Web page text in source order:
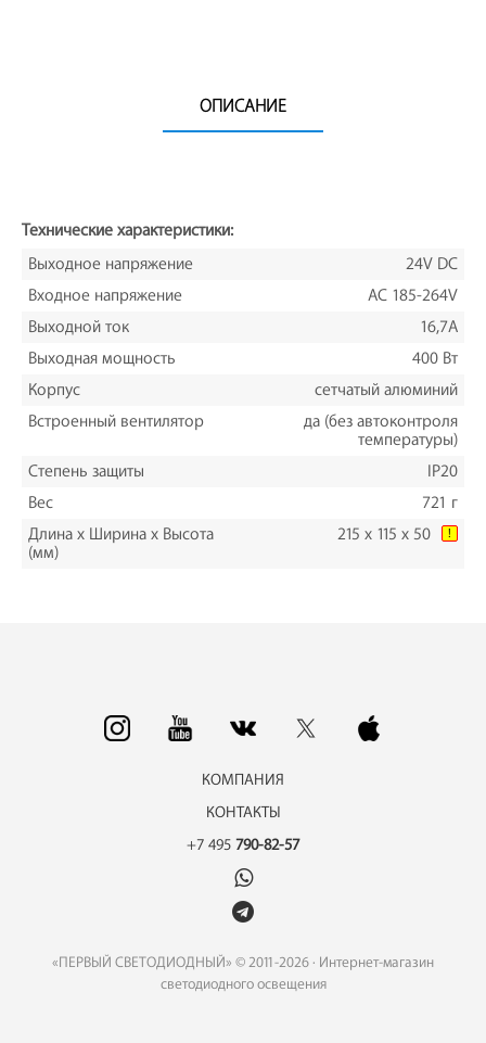
ОПИСАНИЕ
Технические характеристики:
Выходное напряжение
24V DC
Входное напряжение
AC 185-264V
Выходной ток
16,7A
Выходная мощность
400 Вт
Корпус
сетчатый алюминий
Встроенный вентилятор
да (без автоконтроля
температуры)
Степень защиты
IP20
Вес
721 г
Длина х Ширина х Высота
(мм)
215 x 115 x 50 !
КОМПАНИЯ
КОНТАКТЫ
+7 495 790-82-57
«ПЕРВЫЙ СВЕТОДИОДНЫЙ» © 2011-2026 · Интернет-магазин
светодиодного освещения